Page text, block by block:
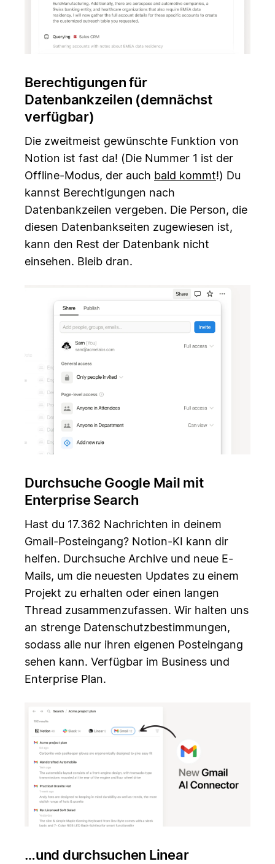
Berechtigungen für
Datenbankzeilen (demnächst
verfügbar)
Die zweitmeist gewünschte Funktion von
Notion ist fast da! (Die Nummer 1 ist der
Offline-Modus, der auch bald kommt!) Du
kannst Berechtigungen nach
Datenbankzeilen vergeben. Die Person, die
diesen Datenbankseiten zugewiesen ist,
kann den Rest der Datenbank nicht
einsehen. Bleib dran.
Durchsuche Google Mail mit
Enterprise Search
Hast du 17.362 Nachrichten in deinem
Gmail-Posteingang? Notion-KI kann dir
helfen. Durchsuche Archive und neue E-
Mails, um die neuesten Updates zu einem
Projekt zu erhalten oder einen langen
Thread zusammenzufassen. Wir halten uns
an strenge Datenschutzbestimmungen,
sodass alle nur ihren eigenen Posteingang
sehen kann. Verfügbar im Business und
Enterprise Plan.
…und durchsuchen Linear